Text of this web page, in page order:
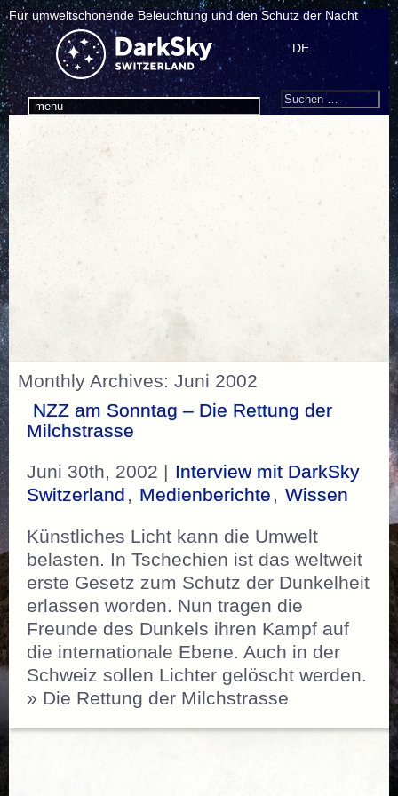
Für umweltschonende Beleuchtung und den Schutz der Nacht
menu
DE
Search
Suchen
Monthly Archives: Juni 2002
NZZ am Sonntag – Die Rettung der
Milchstrasse
Juni 30th, 2002 | Interview mit DarkSky
Switzerland , Medienberichte , Wissen
Künstliches Licht kann die Umwelt
belasten. In Tschechien ist das weltweit
erste Gesetz zum Schutz der Dunkelheit
erlassen worden. Nun tragen die
Freunde des Dunkels ihren Kampf auf
die internationale Ebene. Auch in der
Schweiz sollen Lichter gelöscht werden.
» Die Rettung der Milchstrasse